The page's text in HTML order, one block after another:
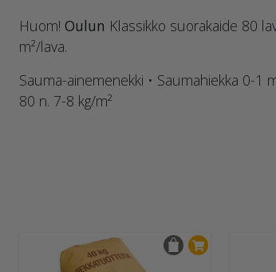
Huom! Oulun Klassikko suorakaide 80
m²/lava.
Sauma-ainemenekki • Saumahiekka 0-1
80 n. 7-8 kg/m²